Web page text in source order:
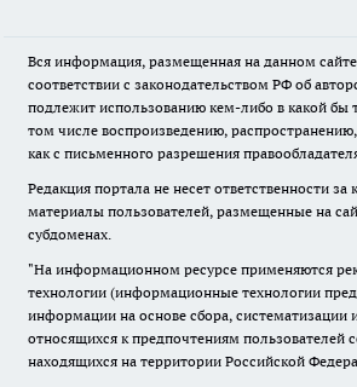
Вся информация, размещенная на данном
соответствии с законодательством РФ об
подлежит использованию кем-либо в какой бы
том числе воспроизведению,
как с письменного разрешения
Редакция портала не несет ответственности
материалы пользователей, размещенные на
субдоменах.
"На информационном ресурсе применяются
технологии (информационные технологии
информации на основе сбора, систематизации
относящихся к предпочтениям пользователей
находящихся на территории Российской